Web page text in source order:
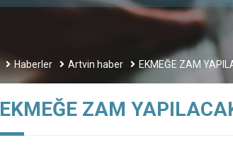
Haberler Artvin haber EKMEĞE ZAM
EKMEĞE ZAM